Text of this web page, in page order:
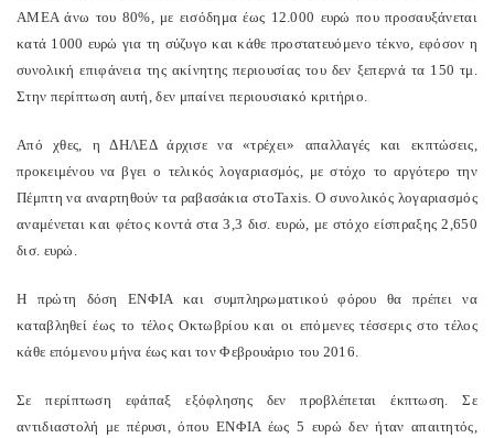
ΑΜΕΑ άνω του 80%, με εισόδημα έως 12.000 ευρώ που προσαυξάνεται
κατά 1000 ευρώ για τη σύζυγο και κάθε προστατευόμενο τέκνο, εφόσον η
συνολική επιφάνεια της ακίνητης περιουσίας του δεν ξεπερνά τα 150 τμ.
Στην περίπτωση αυτή, δεν μπαίνει περιουσιακό κριτήριο.
Από χθες, η ΔΗΛΕΔ άρχισε να «τρέχει» απαλλαγές και εκπτώσεις,
προκειμένου να βγει ο τελικός λογαριασμός, με στόχο το αργότερο την
Πέμπτη να αναρτηθούν τα ραβασάκια στοTaxis. O συνολικός λογαριασμός
αναμένεται και φέτος κοντά στα 3,3 δισ. ευρώ, με στόχο είσπραξης 2,650
δισ. ευρώ.
Η πρώτη δόση ΕΝΦΙΑ και συμπληρωματικού φόρου θα πρέπει να
καταβληθεί έως το τέλος Οκτωβρίου και οι επόμενες τέσσερις στο τέλος
κάθε επόμενου μήνα έως και τον Φεβρουάριο του 2016.
Σε περίπτωση εφάπαξ εξόφλησης δεν προβλέπεται έκπτωση. Σε
αντιδιαστολή με πέρυσι, όπου ΕΝΦΙΑ έως 5 ευρώ δεν ήταν απαιτητός,